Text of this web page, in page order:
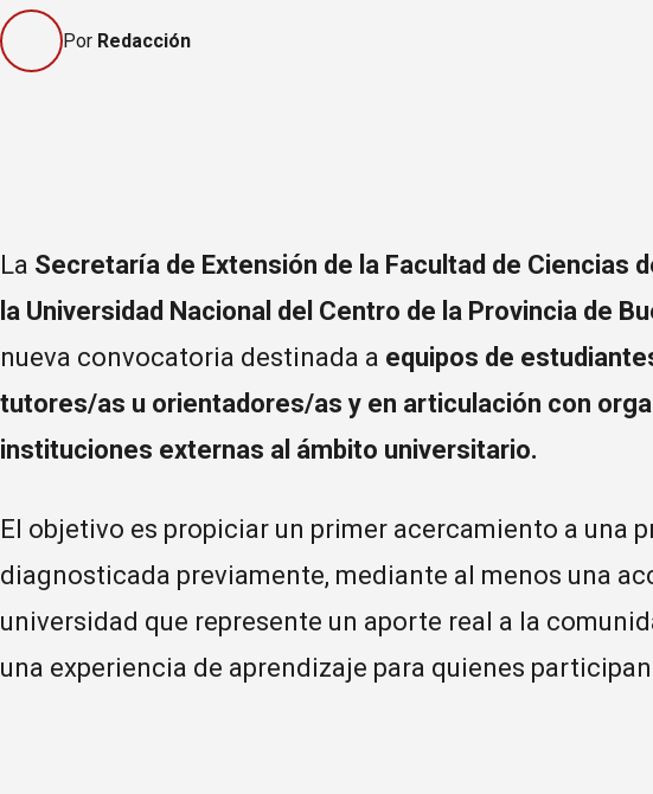
Por Redacción
La Secretaría de Extensión de la Facultad de Ciencias
la Universidad Nacional del Centro de la Provincia de
nueva convocatoria destinada a equipos de
tutores/as u orientadores/as y en articulación con
instituciones externas al ámbito universitario.
El objetivo es propiciar un primer acercamiento a una
diagnosticada previamente, mediante al menos una
universidad que represente un aporte real a la
una experiencia de aprendizaje para quienes